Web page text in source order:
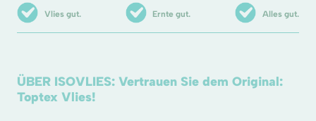
Vlies gut. Ernte gut. Alles gut.
ÜBER ISOVLIES: Vertrauen Sie dem Original:
Toptex Vlies!